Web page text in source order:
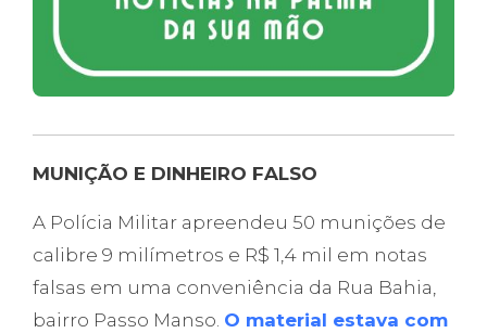
MUNIÇÃO E DINHEIRO FALSO
A Polícia Militar apreendeu 50 munições de
calibre 9 milímetros e R$ 1,4 mil em notas
falsas em uma conveniência da Rua Bahia,
bairro Passo Manso. O material estava com